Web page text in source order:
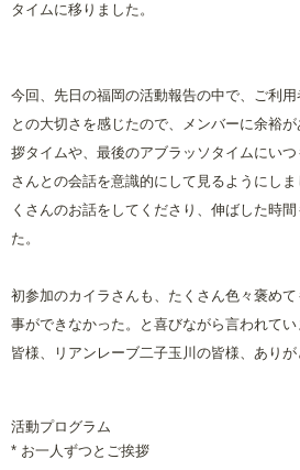
タイムに移りました。
今回、先日の福岡の活動報告の中で、ご利
との大切さを感じたので、メンバーに余裕
拶タイムや、最後のアブラッソタイムにい
さんとの会話を意識的にして見るようにし
くさんのお話をしてくださり、伸ばした時
た。
初参加のカイラさんも、たくさん色々褒め
事ができなかった。と喜びながら言われてい
皆様、リアンレーブ二子玉川の皆様、ありが
活動プログラム
* お一人ずつとご挨拶